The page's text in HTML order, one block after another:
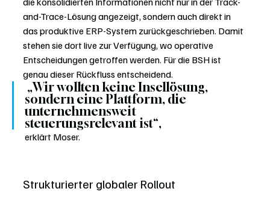
and-Trace-Lösung angezeigt, sondern auch direkt in
das produktive ERP-System zurückgeschrieben. Damit
stehen sie dort live zur Verfügung, wo operative
Entscheidungen getroffen werden. Für die BSH ist
genau dieser Rückfluss entscheidend.
sondern eine Plattform, die
unternehmensweit
steuerungsrelevant ist“,
erklärt Moser.
Strukturierter globaler Rollout